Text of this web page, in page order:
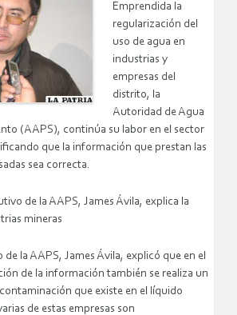
Emprendida la
regularización del
uso de agua en
industrias y
empresas del
distrito, la
Autoridad de Agua
(AAPS), continúa su labor en el sector
que la información que prestan las
sea correcta.
de la AAPS, James Ávila, explica la
mineras
la AAPS, James Ávila, explicó que en el
de la información también se realiza un
que existe en el líquido
de estas empresas son